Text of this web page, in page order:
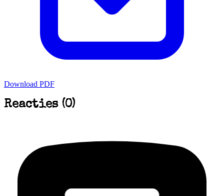
Download PDF
Reacties (0)